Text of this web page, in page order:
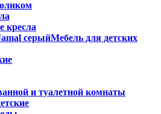
кресла
Мебель для детских
и туалетной комнаты